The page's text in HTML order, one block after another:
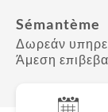
Sémantème
Δωρεάν
Άμεση